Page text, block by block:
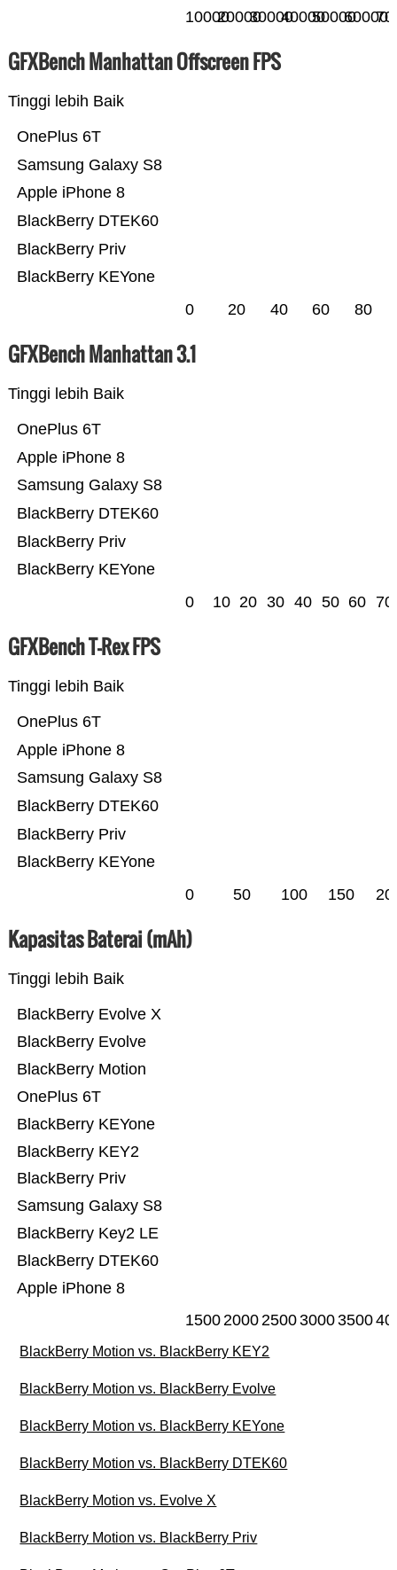
100002000030000400005000060000
GFXBench Manhattan Offscreen FPS
Tinggi lebih Baik
BlackBerry KEYone
BlackBerry Priv
BlackBerry DTEK60
Apple iPhone 8
Samsung Galaxy S8
OnePlus 6T
0 20 40 60 80
GFXBench Manhattan 3.1
Tinggi lebih Baik
BlackBerry KEYone
BlackBerry Priv
BlackBerry DTEK60
Samsung Galaxy S8
Apple iPhone 8
OnePlus 6T
0 10 20 30 40 50 60 70
GFXBench T-Rex FPS
Tinggi lebih Baik
BlackBerry KEYone
BlackBerry Priv
BlackBerry DTEK60
Samsung Galaxy S8
Apple iPhone 8
OnePlus 6T
0 50 100 150
Kapasitas Baterai (mAh)
Tinggi lebih Baik
Apple iPhone 8
BlackBerry DTEK60
BlackBerry Key2 LE
Samsung Galaxy S8
BlackBerry Priv
BlackBerry KEY2
BlackBerry KEYone
OnePlus 6T
BlackBerry Motion
BlackBerry Evolve
BlackBerry Evolve X
15002000250030003500
BlackBerry Motion vs. BlackBerry KEY2
BlackBerry Motion vs. BlackBerry Evolve
BlackBerry Motion vs. BlackBerry KEYone
BlackBerry Motion vs. BlackBerry DTEK60
BlackBerry Motion vs. Evolve X
BlackBerry Motion vs. BlackBerry Priv